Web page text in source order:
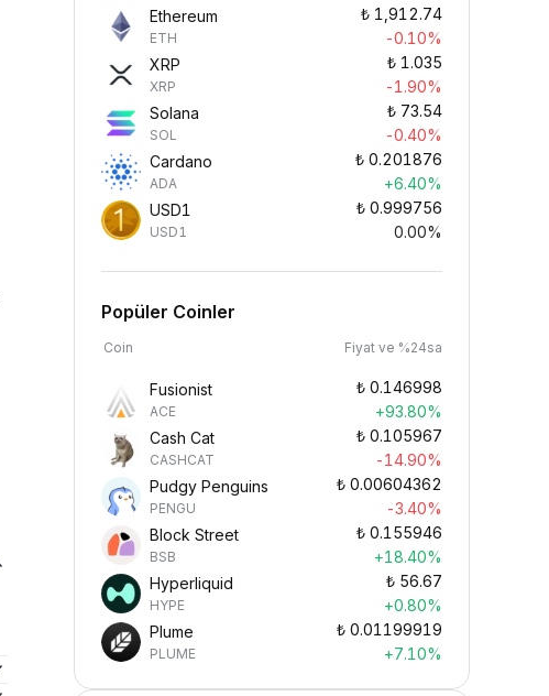
Ethereum
ETH
₺ 1,912.74
-0.10%
XRP
XRP
₺ 1.035
-1.90%
Solana
SOL
₺ 73.54
-0.40%
Cardano
ADA
₺ 0.201876
+6.40%
USD1
USD1
₺ 0.999756
0.00%
Popüler Coinler
Coin Fiyat ve %24sa
Fusionist
ACE
₺ 0.146998
+93.80%
Cash Cat
CASHCAT
₺ 0.105967
-14.90%
Pudgy Penguins
PENGU
₺ 0.00604362
-3.40%
Block Street
BSB
₺ 0.155946
+18.40%
Hyperliquid
HYPE
₺ 56.67
+0.80%
Plume
PLUME
₺ 0.01199919
+7.10%